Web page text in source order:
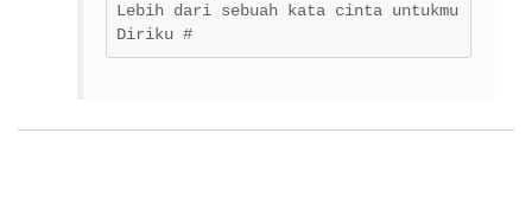
Lebih dari sebuah kata cinta untukmu
Diriku #